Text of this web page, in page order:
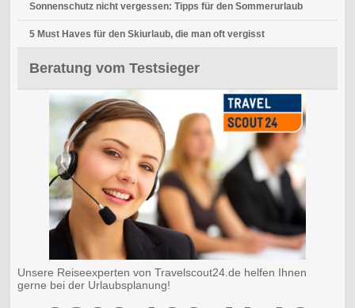
Sonnenschutz nicht vergessen: Tipps für den Sommerurlaub
5 Must Haves für den Skiurlaub, die man oft vergisst
Beratung vom Testsieger
Unsere Reiseexperten von Travelscout24.de helfen Ihnen
gerne bei der Urlaubsplanung!